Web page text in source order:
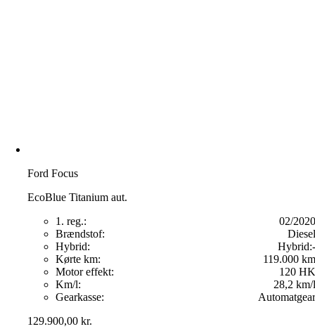
Ford Focus
EcoBlue Titanium aut.
1. reg.:
02/2020
Brændstof:
Diesel
Hybrid:
Hybrid:-
Kørte km:
119.000 km
Motor effekt:
120 HK
Km/l:
28,2 km/l
Gearkasse:
Automatgear
129.900,00kr.